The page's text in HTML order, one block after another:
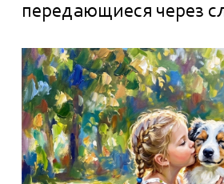
передающиеся через